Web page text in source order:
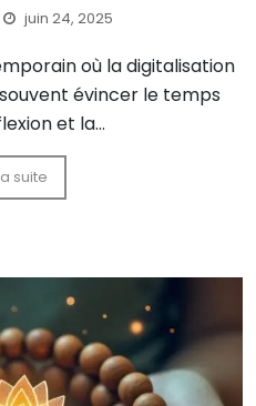
juin 24, 2025
où la digitalisation
évincer le temps
et la...
suite